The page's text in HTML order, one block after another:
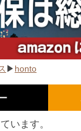
▶ honto
います。